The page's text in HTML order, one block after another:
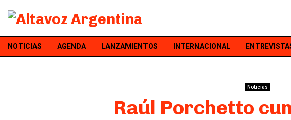
NOTICIAS AGENDA LANZAMIENTOS INTERNACIONAL
Noticias
Raúl Porchetto